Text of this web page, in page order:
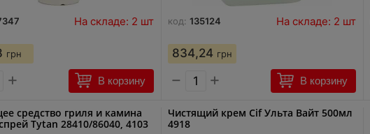
На складе: 2 шт
грн
+ В корзину
код: 135124 На складе: 2 шт
834,24 грн
− + В корзину
средство гриля и камина
Tytan 28410/86040, 4103
Чистящий крем Cif Ульта Вайт 500мл
4918